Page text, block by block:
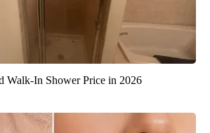
Walk-In Shower Price in 2026